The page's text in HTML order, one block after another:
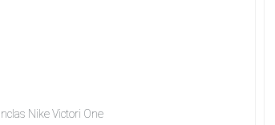
Nike Victori One